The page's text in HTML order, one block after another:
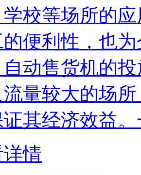
学校等场所的
的便利性，也
动售货机的
量较大的场
其经济效益
情